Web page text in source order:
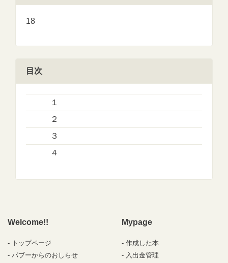
18
目次
１
２
３
４
Welcome!!
トップページ
パブーからのおしらせ
Mypage
作成した本
入出金管理